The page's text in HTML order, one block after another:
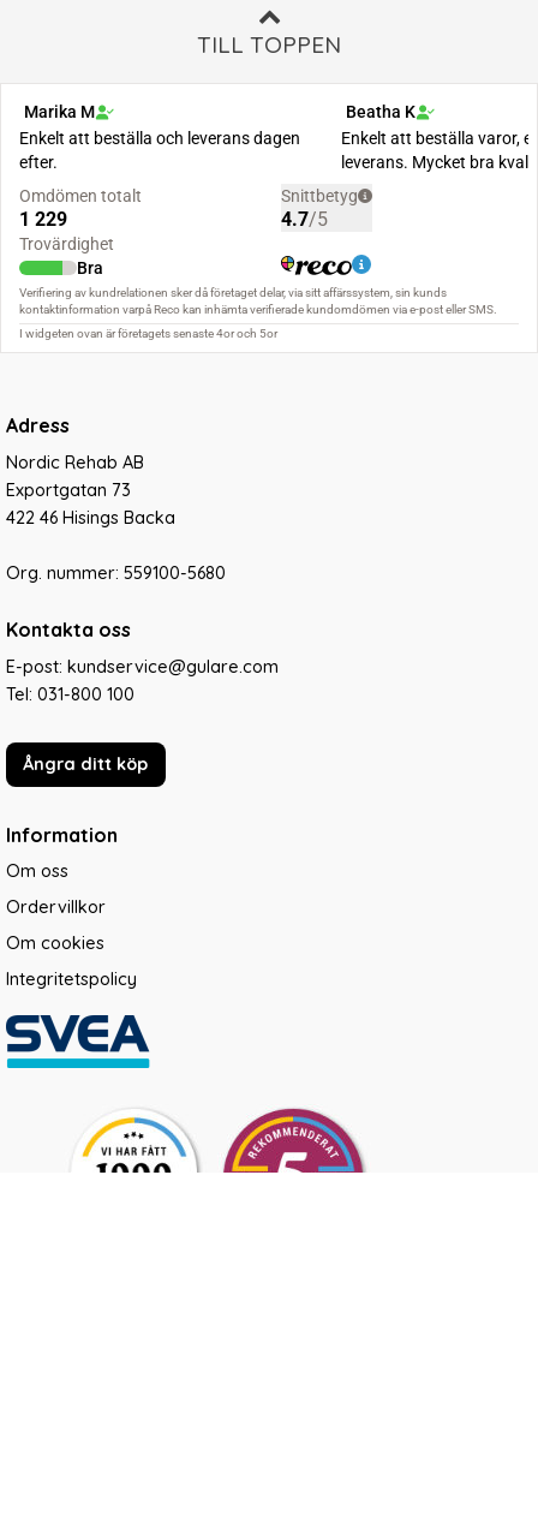
TILL TOPPEN
Adress
Nordic Rehab AB
Exportgatan 73
422 46 Hisings Backa
Org. nummer: 559100-5680
Kontakta oss
E-post: kundservice@gulare.com
Tel: 031-800 100
Ångra ditt köp
Information
Om oss
Ordervillkor
Om cookies
Integritetspolicy